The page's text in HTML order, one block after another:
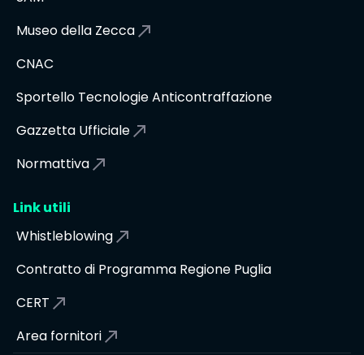
Museo della Zecca
CNAC
Sportello Tecnologie Anticontraffazione
Gazzetta Ufficiale
Normattiva
Link utili
Whistleblowing
Contratto di Programma Regione Puglia
CERT
Area fornitori